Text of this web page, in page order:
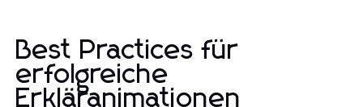
Best Practices für
erfolgreiche
Erkläranimationen